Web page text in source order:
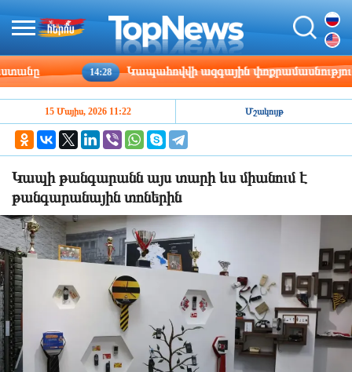
14:28 Կապահովվի ազգային փոքրամասնությունների
15 Մայիս, 2026 11:22 Մշակույթ
Կապի թանգարանն այս տարի ևս միանում է
թանգարանային տոներին